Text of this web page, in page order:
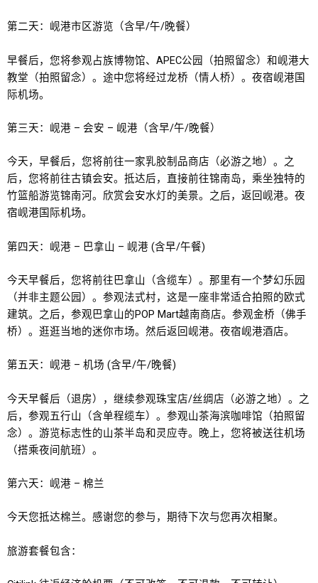
第二天：岘港市区游览（含早/午/晚餐）
早餐后，您将参观占族博物馆、APEC公园（拍照留念）和岘港大
教堂（拍照留念）。途中您将经过龙桥（情人桥）。夜宿岘港国
际机场。
第三天：岘港 – 会安 – 岘港（含早/午/晚餐）
今天，早餐后，您将前往一家乳胶制品商店（必游之地）。之
后，您将前往古镇会安。抵达后，直接前往锦南岛，乘坐独特的
竹篮船游览锦南河。欣赏会安水灯的美景。之后，返回岘港。夜
宿岘港国际机场。
第四天：岘港 – 巴拿山 – 岘港 (含早/午餐)
今天早餐后，您将前往巴拿山（含缆车）。那里有一个梦幻乐园
（并非主题公园）。参观法式村，这是一座非常适合拍照的欧式
建筑。之后，参观巴拿山的POP Mart越南商店。参观金桥（佛手
桥）。逛逛当地的迷你市场。然后返回岘港。夜宿岘港酒店。
第五天：岘港 – 机场 (含早/午/晚餐)
今天早餐后（退房），继续参观珠宝店/丝绸店（必游之地）。之
后，参观五行山（含单程缆车）。参观山茶海滨咖啡馆（拍照留
念）。游览标志性的山茶半岛和灵应寺。晚上，您将被送往机场
（搭乘夜间航班）。
第六天：岘港 – 棉兰
今天您抵达棉兰。感谢您的参与，期待下次与您再次相聚。
旅游套餐包含：